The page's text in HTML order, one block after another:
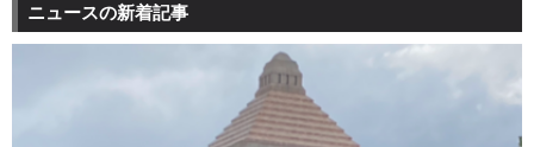
ニュースの新着記事